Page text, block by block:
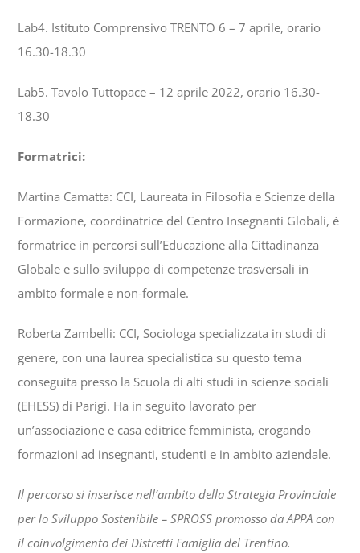
Lab4. Istituto Comprensivo TRENTO 6 – 7 aprile, orario
16.30-18.30
Lab5. Tavolo Tuttopace – 12 aprile 2022, orario 16.30-
18.30
Formatrici:
Martina Camatta: CCI, Laureata in Filosofia e Scienze della
Formazione, coordinatrice del Centro Insegnanti Globali, è
formatrice in percorsi sull’Educazione alla Cittadinanza
Globale e sullo sviluppo di competenze trasversali in
ambito formale e non-formale.
Roberta Zambelli: CCI, Sociologa specializzata in studi di
genere, con una laurea specialistica su questo tema
conseguita presso la Scuola di alti studi in scienze sociali
(EHESS) di Parigi. Ha in seguito lavorato per
un’associazione e casa editrice femminista, erogando
formazioni ad insegnanti, studenti e in ambito aziendale.
Il percorso si inserisce nell’ambito della Strategia Provinciale
per lo Sviluppo Sostenibile – SPROSS promosso da APPA con
il coinvolgimento dei Distretti Famiglia del Trentino.